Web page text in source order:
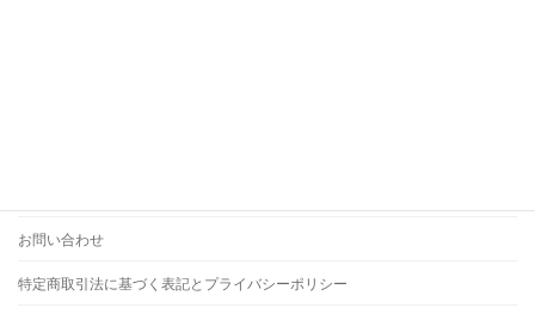
お問い合わせ
特定商取引法に基づく表記とプライバシーポリシー